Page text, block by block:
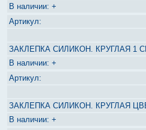
+
ЗАКЛЕПКА СИЛИКОН. КРУГЛАЯ 1
+
ЗАКЛЕПКА СИЛИКОН. КРУГЛАЯ
+